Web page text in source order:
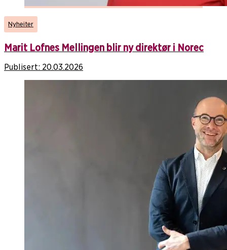
Nyheiter
Marit Lofnes Mellingen blir ny direktør i Norec
Publisert: 20.03.2026